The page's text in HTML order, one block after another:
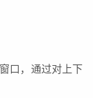
口，通过对上下